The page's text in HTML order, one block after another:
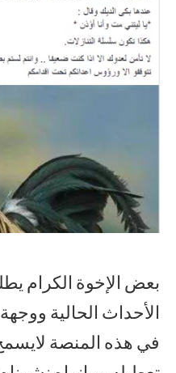
بعض الإخوة الكرام
الأحداث الحالية
في هذه المنصة